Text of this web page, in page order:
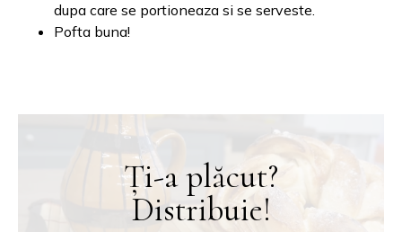
dupa care se portioneaza si se serveste.
Pofta buna!
Ți-a plăcut?
Distribuie!